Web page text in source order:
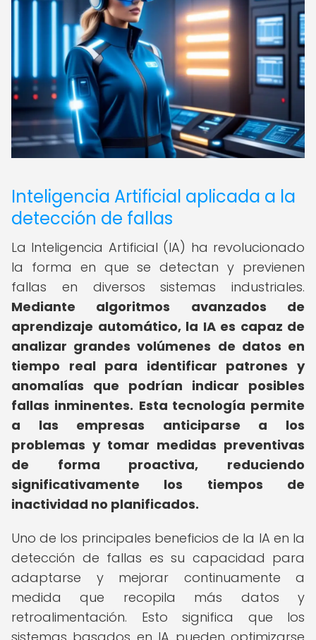
Inteligencia Artificial aplicada a la
detección de fallas
La Inteligencia Artificial (IA) ha revolucionado
la forma en que se detectan y previenen
fallas en diversos sistemas industriales.
Mediante algoritmos avanzados de
aprendizaje automático, la IA es capaz de
analizar grandes volúmenes de datos en
tiempo real para identificar patrones y
anomalías que podrían indicar posibles
fallas inminentes. Esta tecnología permite
a las empresas anticiparse a los
problemas y tomar medidas preventivas
de forma proactiva, reduciendo
significativamente los tiempos de
inactividad no planificados.
Uno de los principales beneficios de la IA en la
detección de fallas es su capacidad para
adaptarse y mejorar continuamente a
medida que recopila más datos y
retroalimentación. Esto significa que los